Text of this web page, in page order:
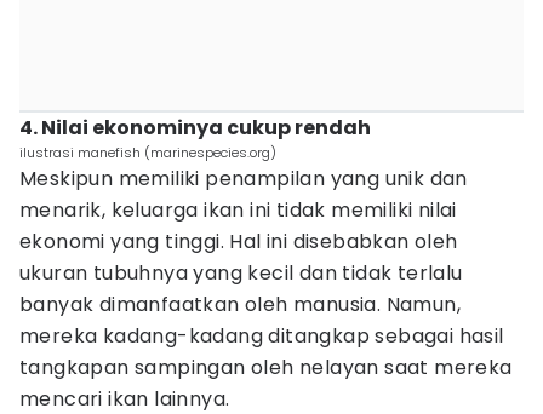
4. Nilai ekonominya cukup rendah
ilustrasi manefish (marinespecies.org)
Meskipun memiliki penampilan yang unik dan
menarik, keluarga ikan ini tidak memiliki nilai
ekonomi yang tinggi. Hal ini disebabkan oleh
ukuran tubuhnya yang kecil dan tidak terlalu
banyak dimanfaatkan oleh manusia. Namun,
mereka kadang-kadang ditangkap sebagai hasil
tangkapan sampingan oleh nelayan saat mereka
mencari ikan lainnya.